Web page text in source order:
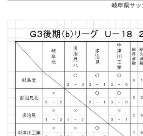
岐阜県サ